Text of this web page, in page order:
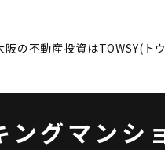
阪の不動産投資はTOWSY(ト
ングマンシ